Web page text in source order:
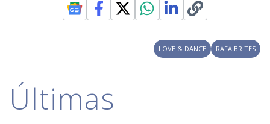
LOVE & DANCE RAFA BRITES
Últimas